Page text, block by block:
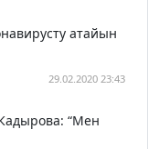
атайын
29.02.2020 23:43
“Мен